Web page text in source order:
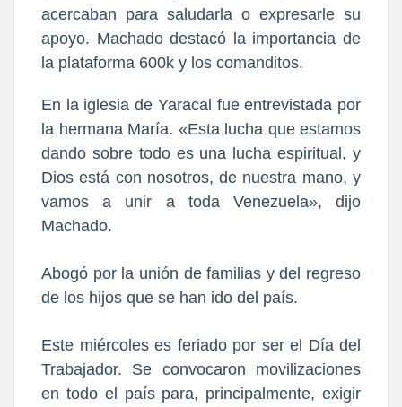
acercaban para saludarla o expresarle su
apoyo. Machado destacó la importancia de
la plataforma 600k y los comanditos.
En la iglesia de Yaracal fue entrevistada por
la hermana María. «Esta lucha que estamos
dando sobre todo es una lucha espiritual, y
Dios está con nosotros, de nuestra mano, y
vamos a unir a toda Venezuela», dijo
Machado.
Abogó por la unión de familias y del regreso
de los hijos que se han ido del país.
Este miércoles es feriado por ser el Día del
Trabajador. Se convocaron movilizaciones
en todo el país para, principalmente, exigir